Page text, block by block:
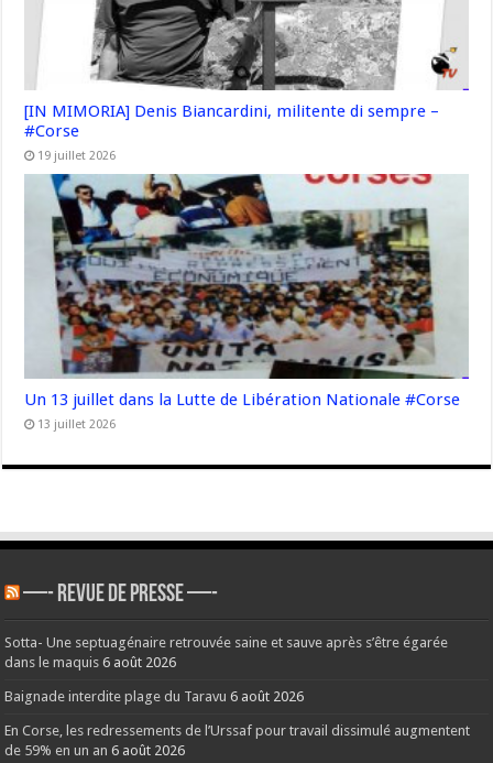
[IN MIMORIA] Denis Biancardini, militente di sempre –
#Corse
19 juillet 2026
Un 13 juillet dans la Lutte de Libération Nationale #Corse
13 juillet 2026
—- REVUE DE PRESSE —-
Sotta- Une septuagénaire retrouvée saine et sauve après s’être égarée
dans le maquis 6 août 2026
Baignade interdite plage du Taravu 6 août 2026
En Corse, les redressements de l’Urssaf pour travail dissimulé augmentent
de 59% en un an 6 août 2026